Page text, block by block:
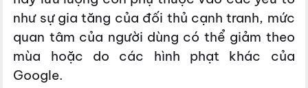
như sự gia tăng của đối thủ cạnh tranh, mức
quan tâm của người dùng có thể giảm theo
mùa hoặc do các hình phạt khác của
Google.